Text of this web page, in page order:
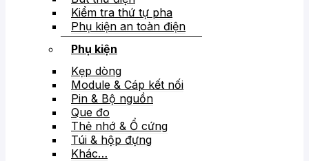
Kiểm tra thứ tự pha
Phụ kiện an toàn điện
Phụ kiện
Kẹp dòng
Module & Cáp kết nối
Pin & Bộ nguồn
Que đo
Thẻ nhớ & Ổ cứng
Túi & hộp đựng
Khác…